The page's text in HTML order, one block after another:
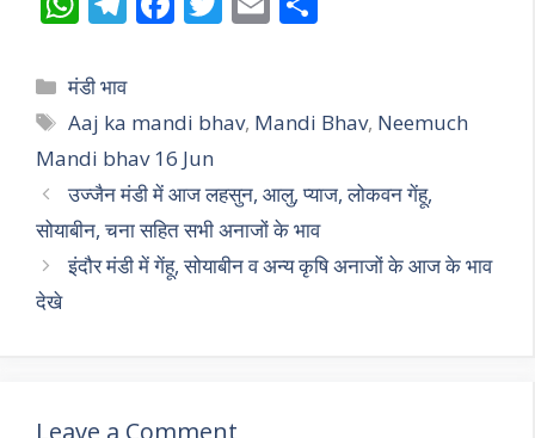
at
s
A
p
p
e
gr
a
m
b
o
o
k
er l e
Categories
मंडी भाव
Tags
Aaj ka mandi bhav, Mandi Bhav, Neemuch
Mandi bhav 16 Jun
उज्जैन मंडी में आज लहसुन, आलु, प्याज, लोकवन गेंहू,
सोयाबीन, चना सहित सभी अनाजों के भाव
इंदौर मंडी में गेंहू, सोयाबीन व अन्य कृषि अनाजों के आज के भाव
देखे
Leave a Comment